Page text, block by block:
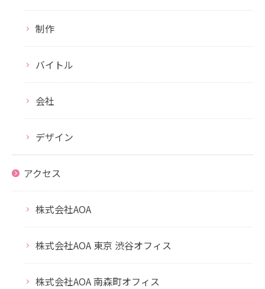
制作
バイトル
会社
デザイン
アクセス
株式会社AOA
株式会社AOA 東京 渋谷オフィス
株式会社AOA 南森町オフィス